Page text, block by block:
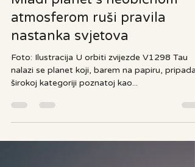
30. srp 2025.
2 min čitanja
Mladi planet s neobičnom
atmosferom ruši pravila
nastanka svjetova
Foto: Ilustracija U orbiti zvijezde V1298 Tau
nalazi se planet koji, barem na papiru, pripada